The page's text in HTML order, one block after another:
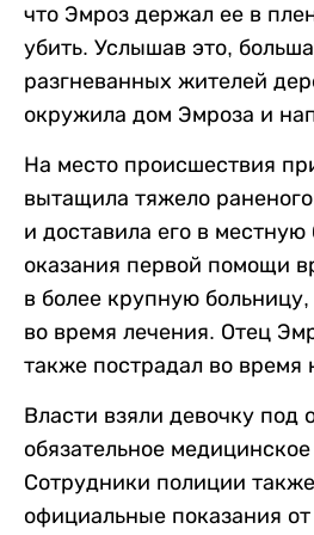
что Эмроз держал ее в
убить. Услышав это,
разгневанных жителей
окружила дом Эмроза и
На место происшествия
вытащила тяжело
и доставила его в
оказания первой помощи
в более крупную больницу,
во время лечения. Отец
также пострадал во время
Власти взяли девочку под
обязательное
Сотрудники полиции
официальные показания